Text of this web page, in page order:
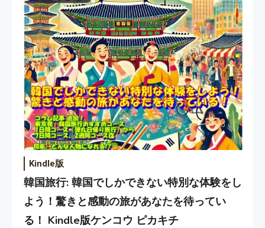
Kindle版
韓国旅行: 韓国でしかできない特別な体験をし
よう！驚きと感動の旅があなたを待ってい
る！ Kindle版ケンコウ ピカキチ